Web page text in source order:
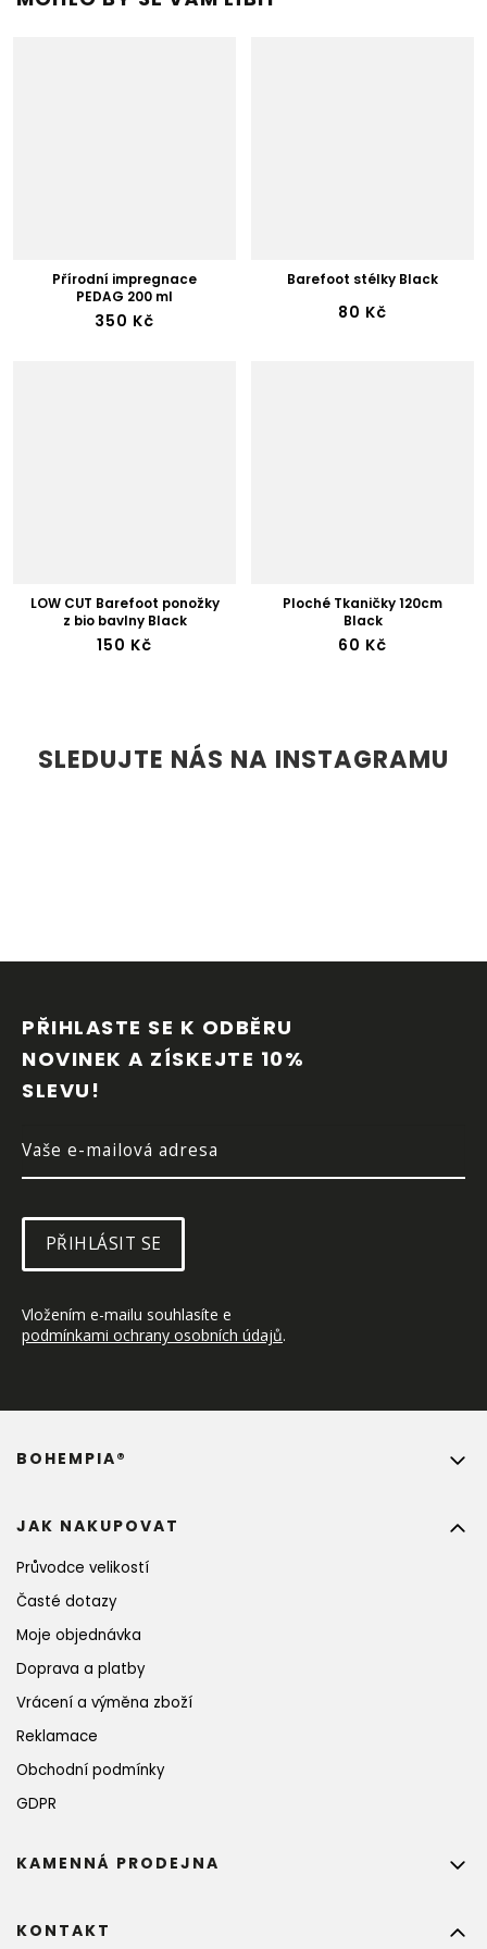
Přírodní impregnace
PEDAG 200 ml
350 Kč
Barefoot stélky Black
80 Kč
LOW CUT Barefoot ponožky
z bio bavlny Black
150 Kč
Ploché Tkaničky 120cm
Black
60 Kč
SLEDUJTE NÁS NA INSTAGRAMU
PŘIHLASTE SE K ODBĚRU
NOVINEK A ZÍSKEJTE 10%
SLEVU!
PŘIHLÁSIT SE
Vložením e-mailu souhlasíte e
podmínkami ochrany osobních údajů.
JAK NAKUPOVAT
Průvodce velikostí
Časté dotazy
Moje objednávka
Doprava a platby
Vrácení a výměna zboží
Reklamace
Obchodní podmínky
GDPR
BOHEMPIA®
KONTAKT
KAMENNÁ PRODEJNA